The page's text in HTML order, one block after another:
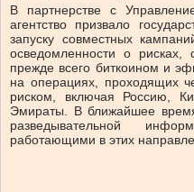
В партнерстве с
агентство призвало
запуску совместных
осведомленности о
прежде всего биткоином и
на операциях, проходящих
риском, включая Россию,
Эмираты. В ближайшее
разведывательной
работающими в этих